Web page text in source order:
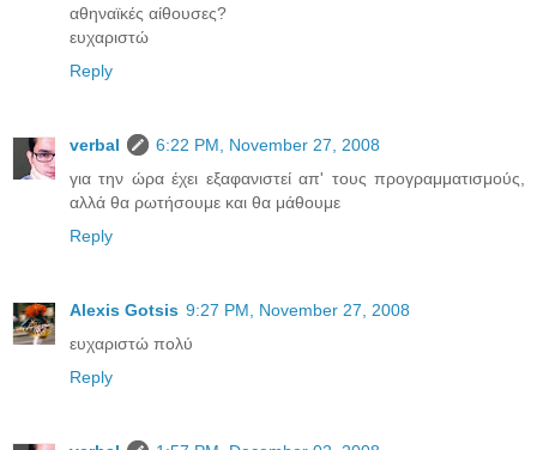
αθηναϊκές αίθουσες?
ευχαριστώ
Reply
verbal
6:22 PM, November 27, 2008
για την ώρα έχει εξαφανιστεί απ' τους προγραμματισμούς,
αλλά θα ρωτήσουμε και θα μάθουμε
Reply
Alexis Gotsis 9:27 PM, November 27, 2008
ευχαριστώ πολύ
Reply